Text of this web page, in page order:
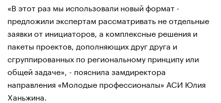
«В этот раз мы использовали новый формат -
предложили экспертам рассматривать не отдельные
заявки от инициаторов, а комплексные решения и
пакеты проектов, дополняющих друг друга и
сгруппированных по региональному принципу или
общей задаче», - пояснила замдиректора
направления «Молодые профессионалы» АСИ Юлия
Ханьжина.